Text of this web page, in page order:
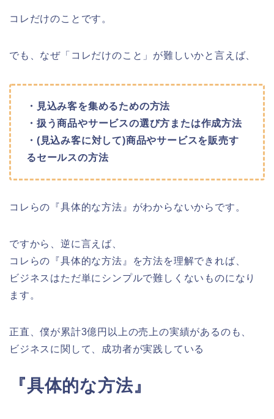
コレだけのことです。
でも、なぜ「コレだけのこと」が難しいかと言えば、
・見込み客を集めるための方法
・扱う商品やサービスの選び方または作成方法
・(見込み客に対して)商品やサービスを販売す
るセールスの方法
コレらの『具体的な方法』がわからないからです。
ですから、逆に言えば、
コレらの『具体的な方法』を方法を理解できれば、
ビジネスはただ単にシンプルで難しくないものになり
ます。
正直、僕が累計3億円以上の売上の実績があるのも、
ビジネスに関して、成功者が実践している
『具体的な方法』